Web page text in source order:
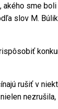
akého sme
slov M.
rušiť v
nezrušila,